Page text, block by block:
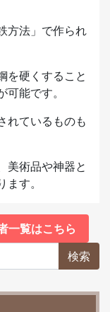
方法」で作られ
を硬くすること
能です。
れているものも
美術品や神器と
す。
一覧はこちら
検索